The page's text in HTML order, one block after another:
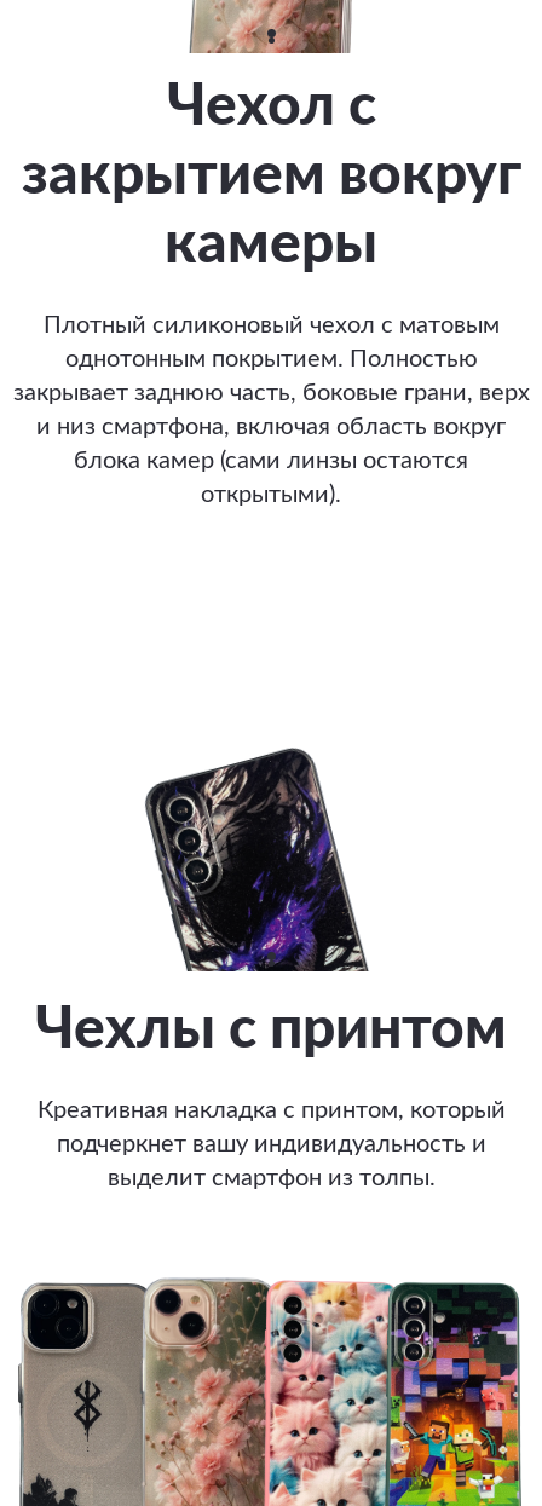
Чехол с
закрытием вокруг
камеры
Плотный силиконовый чехол с матовым
однотонным покрытием. Полностью
закрывает заднюю часть, боковые грани, верх
и низ смартфона, включая область вокруг
блока камер (сами линзы остаются
открытыми).
Чехлы с принтом
Креативная накладка с принтом, который
подчеркнет вашу индивидуальность и
выделит смартфон из толпы.